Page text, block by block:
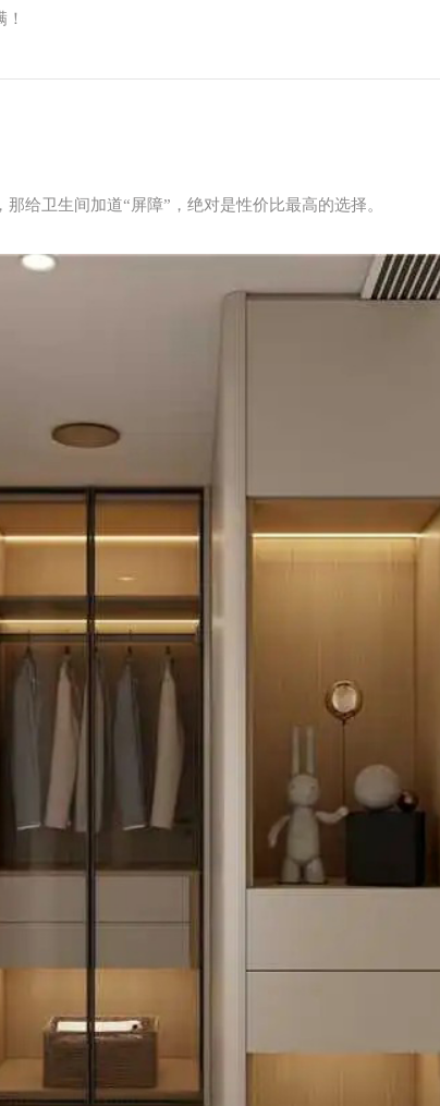
给卫生间加道“屏障”，绝对是性价比最高的选择。